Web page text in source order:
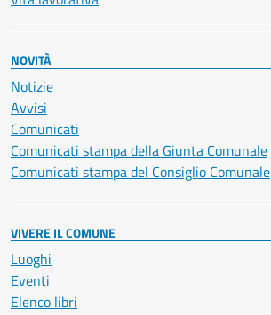
NOVITÀ
Notizie
Avvisi
Comunicati
Comunicati stampa della Giunta Comunale
Comunicati stampa del Consiglio Comunale
VIVERE IL COMUNE
Luoghi
Eventi
Elenco libri